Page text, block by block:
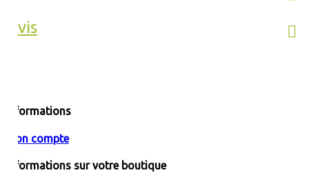
Avis
Informations
Mon compte
Informations sur votre boutique